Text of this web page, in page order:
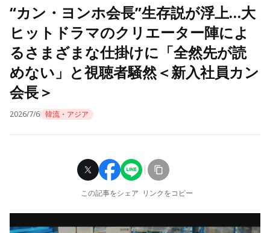
“カン・ヨンホ会長”生存説が浮上…大
ヒットドラマのクリエーター陣によ
るさまざまな仕掛けに「全然先が読
めない」と視聴者騒然＜新入社員カン
会長＞
2026/7/6 韓流・アジア
この記事をシェア リンクをコピー